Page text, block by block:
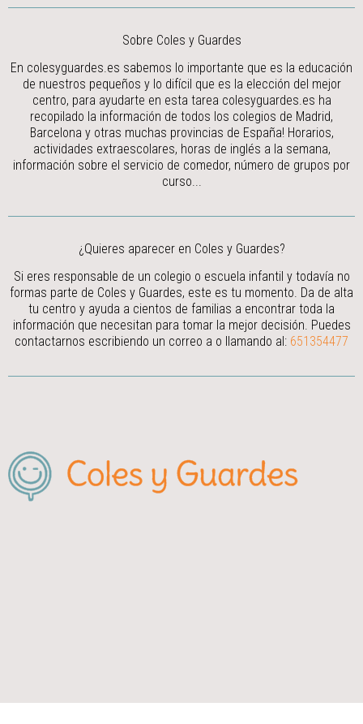
Sobre Coles y Guardes
En colesyguardes.es sabemos lo importante que es la educación
de nuestros pequeños y lo difícil que es la elección del mejor
centro, para ayudarte en esta tarea colesyguardes.es ha
recopilado la información de todos los colegios de Madrid,
Barcelona y otras muchas provincias de España! Horarios,
actividades extraescolares, horas de inglés a la semana,
información sobre el servicio de comedor, número de grupos por
curso...
¿Quieres aparecer en Coles y Guardes?
Si eres responsable de un colegio o escuela infantil y todavía no
formas parte de Coles y Guardes, este es tu momento. Da de alta
tu centro y ayuda a cientos de familias a encontrar toda la
información que necesitan para tomar la mejor decisión. Puedes
contactarnos escribiendo un correo a o llamando al: 651354477